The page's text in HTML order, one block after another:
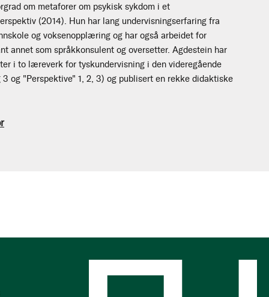
om metaforer om psykisk sykdom i et
(2014). Hun har lang undervisningserfaring fra
og voksenopplæring og har også arbeidet for
annet som språkkonsulent og oversetter. Agdestein har
i to læreverk for tyskundervisning i den videregående
og "Perspektive" 1, 2, 3) og publisert en rekke didaktiske